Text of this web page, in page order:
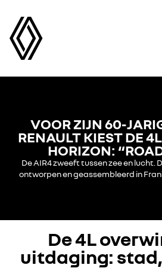
VOOR ZIJN 60-
RENAULT KIEST DE
HORIZON:
De AIR4 zweeft tussen zee en lucht.
ontworpen en geassembleerd in
De 4L
uitdaging: